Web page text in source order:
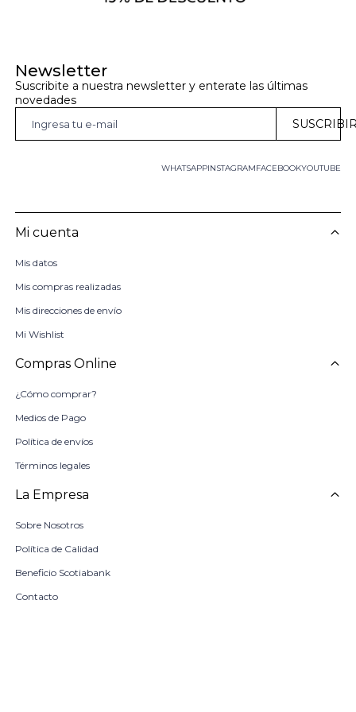
Newsletter
Suscribite a nuestra newsletter y enterate las últimas
novedades
WHATSAPP FACEBOOKYOUTUBE
INSTAGRAM
Mi cuenta
Mis datos
Mis compras realizadas
Mis direcciones de envío
Mi Wishlist
Compras Online
¿Cómo comprar?
Medios de Pago
Política de envíos
Términos legales
La Empresa
Sobre Nosotros
Política de Calidad
Beneficio Scotiabank
Contacto